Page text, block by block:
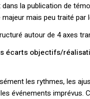
la publication de
mais peu traité par
autour de 4 axes
écarts objectifs/
les rythmes, les
événements imprévus.